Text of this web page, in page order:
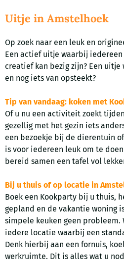
Uitje in Amstelhoek
Op zoek naar een leuk en
Een actief uitje waarbij
creatief kan bezig zijn? Een
en nog iets van opsteekt?
Tip van vandaag: koken met
Of u nu een activiteit zoekt
gezellig met het gezin iets
een bezoekje bij de dierentuin
is voor iedereen leuk om te
bereid samen een tafel vol
Bij u thuis of op locatie in
Boek een Kookparty bij u thuis,
gepland en de vakantie woning
simpele keuken geen probleem.
iedere locatie waarbij een
Denk hierbij aan een fornuis,
werkruimte. Dit is alles wat u